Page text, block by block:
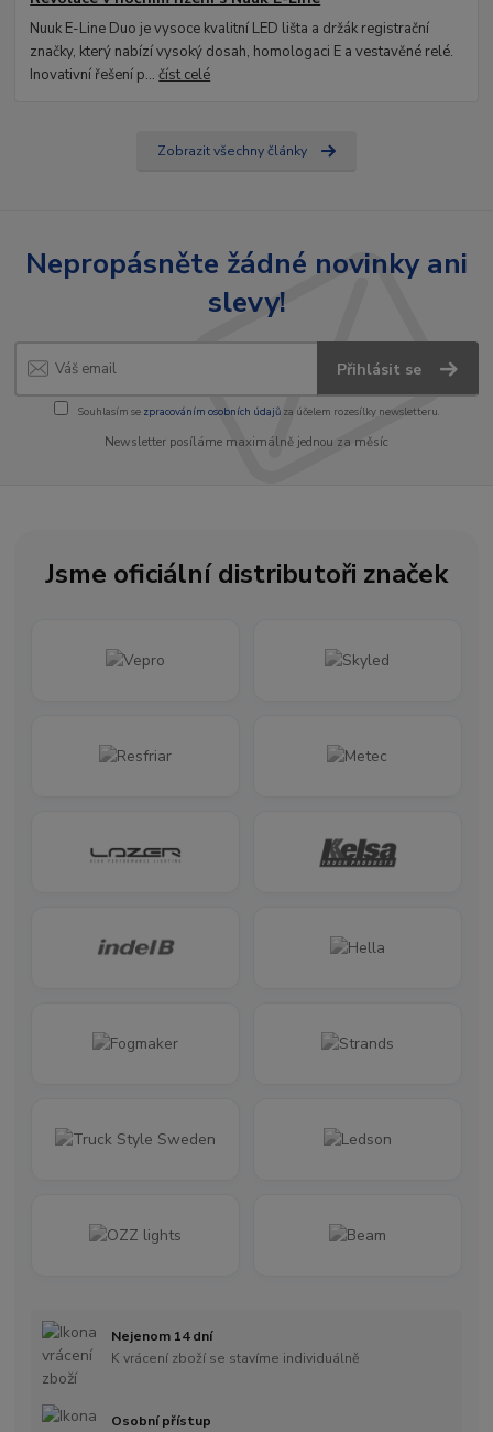
Nuuk E-Line Duo je vysoce kvalitní LED lišta a držák registrační
značky, který nabízí vysoký dosah, homologaci E a vestavěné relé.
Inovativní řešení p...číst celé
Zobrazit všechny články
Nepropásněte žádné novinky ani
slevy!
Přihlásit se
Souhlasím se zpracováním osobních údajůza účelem rozesílky newsletteru.
Newsletter posíláme maximálně jednou za měsíc
Jsme oficiální distributoři značek
Nejenom 14 dní
K vrácení zboží se stavíme individuálně
Osobní přístup